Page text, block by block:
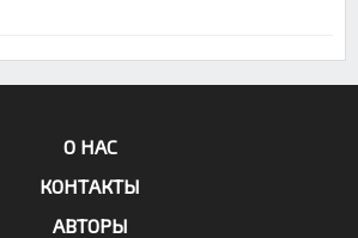
О НАС
КОНТАКТЫ
АВТОРЫ